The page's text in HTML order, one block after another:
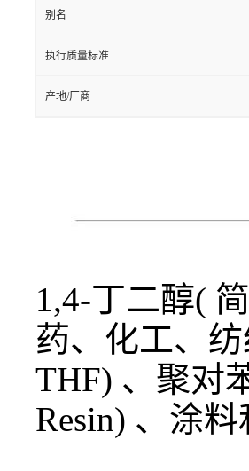
别名
执行质量标准
产地/厂商
1,4-丁二醇(
药、化工、
THF) 、聚对
Resin) 、涂